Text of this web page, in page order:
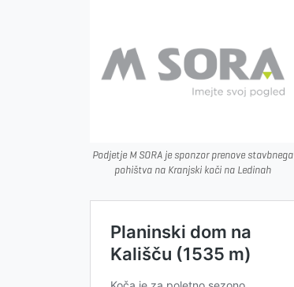
Podjetje M SORA je sponzor prenove stavbnega
pohištva na Kranjski koči na Ledinah